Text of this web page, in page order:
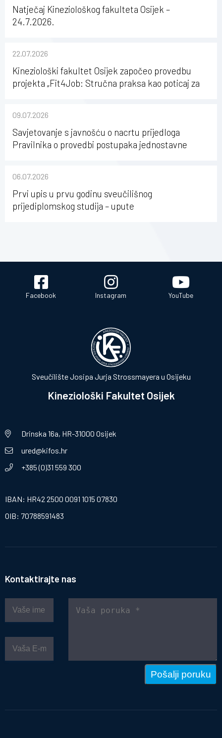
Natječaj Kineziološkog fakulteta Osijek –
24.7.2026.
22.07.2026
Kineziološki fakultet Osijek započeo provedbu
projekta „Fit4Job: Stručna praksa kao poticaj za
09.07.2026
Savjetovanje s javnošću o nacrtu prijedloga
Pravilnika o provedbi postupaka jednostavne
Osijeku
06.07.2026
Prvi upis u prvu godinu sveučilišnog
prijediplomskog studija – upute
Facebook Instagram YouTube
Sveučilište Josipa Jurja Strossmayera u Osijeku
Kineziološki Fakultet Osijek
Drinska 16a, HR-31000 Osijek
ured@kifos.hr
+385 (0)31 559 300
IBAN: HR42 2500 0091 1015 07830
OIB: 70788591483
Kontaktirajte nas
Pošalji poruku